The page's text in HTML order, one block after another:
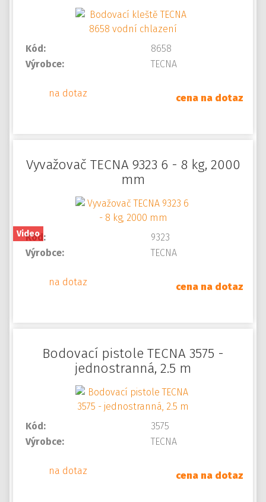
Kód:
8658
Výrobce:
TECNA
na dotaz cena na dotaz
Vyvažovač TECNA 9323 6 - 8 kg, 2000
mm
Video
Kód:
9323
Výrobce:
TECNA
na dotaz cena na dotaz
Bodovací pistole TECNA 3575 -
jednostranná, 2.5 m
Kód:
3575
Výrobce:
TECNA
na dotaz cena na dotaz